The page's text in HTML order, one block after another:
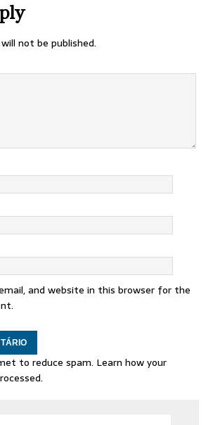
not be published.
and website in this browser for the
to reduce spam. Learn how your